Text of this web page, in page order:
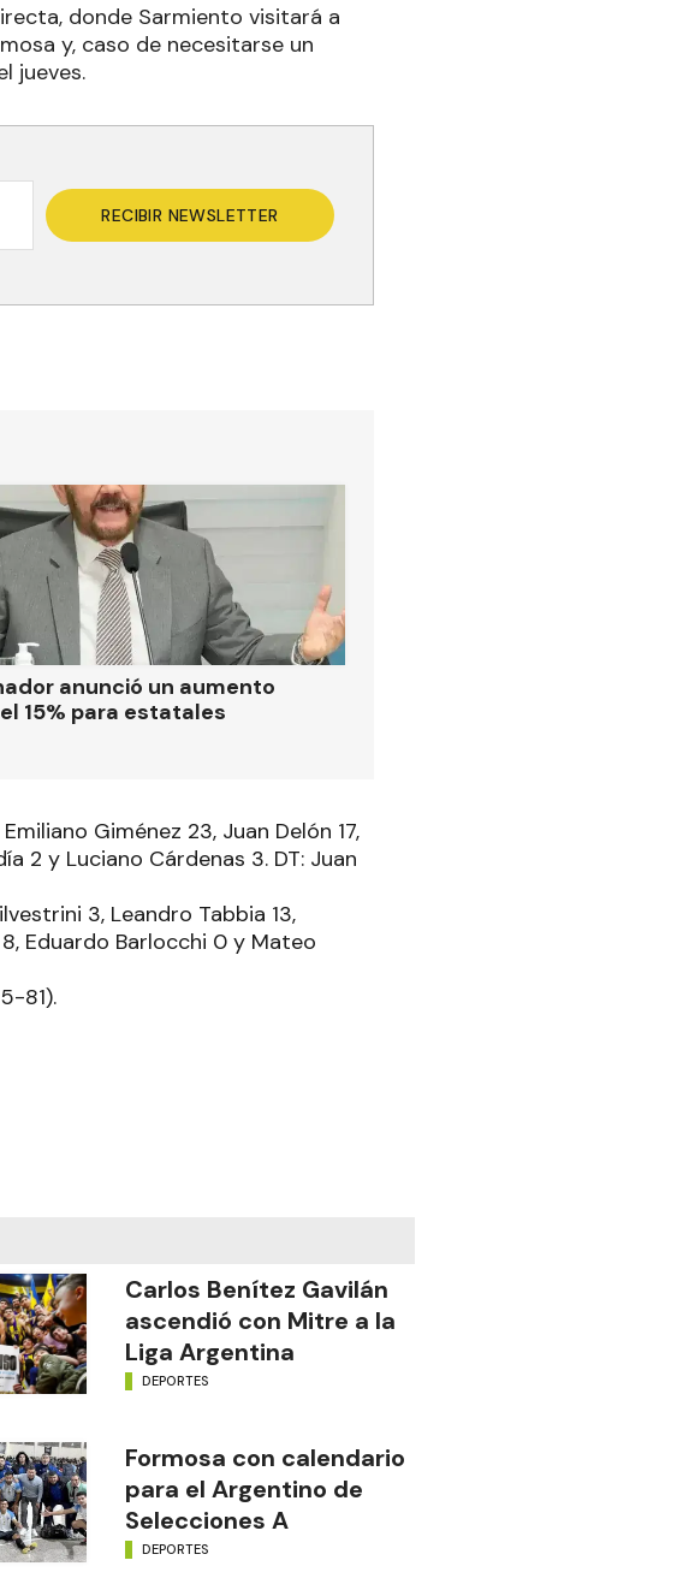
donde Sarmiento visitará a
y, caso de necesitarse un
jueves.
RECIBIR NEWSLETTER
anunció un aumento
15% para estatales
Giménez 23, Juan Delón 17,
2 y Luciano Cárdenas 3. DT: Juan
3, Leandro Tabbia 13,
Eduardo Barlocchi 0 y Mateo
81).
Carlos Benítez Gavilán
ascendió con Mitre a la
Liga Argentina
DEPORTES
Formosa con calendario
para el Argentino de
Selecciones A
DEPORTES